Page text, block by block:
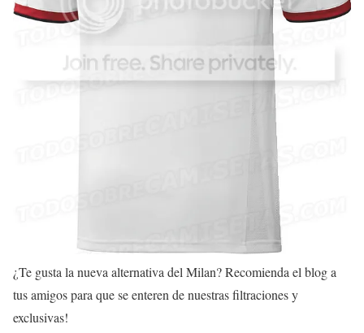
¿Te gusta la nueva alternativa del Milan? Recomienda el blog a
tus amigos para que se enteren de nuestras filtraciones y
exclusivas!